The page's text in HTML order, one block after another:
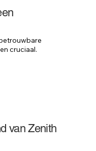
cruciaal.
van Zenith